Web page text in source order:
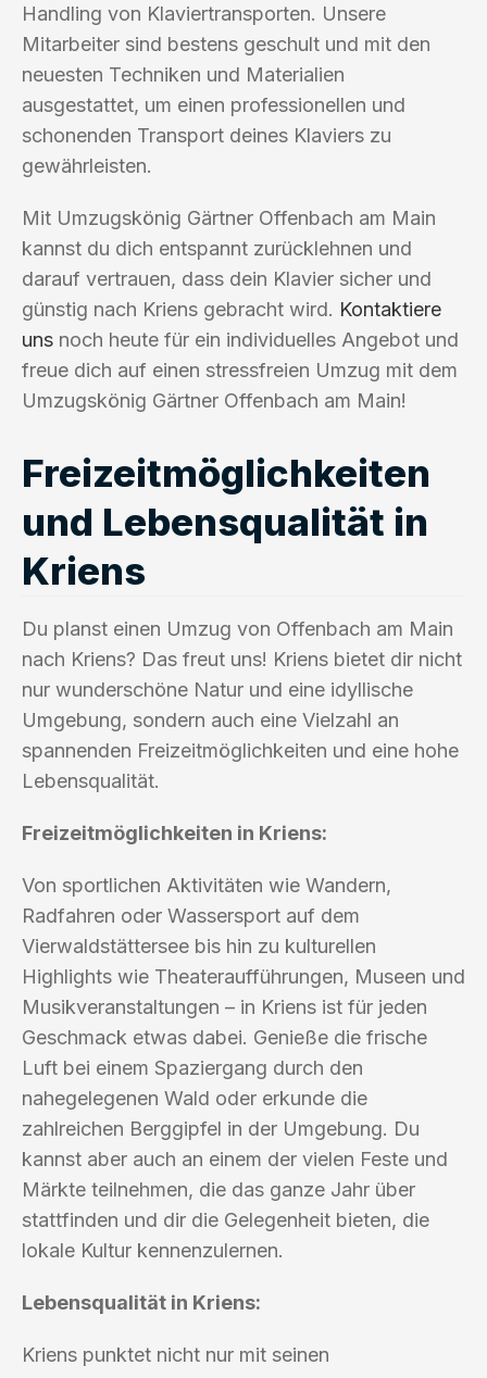
Handling von Klaviertransporten. Unsere
Mitarbeiter sind bestens geschult und mit den
neuesten Techniken und Materialien
ausgestattet, um einen professionellen und
schonenden Transport deines Klaviers zu
gewährleisten.
Mit Umzugskönig Gärtner Offenbach am Main
kannst du dich entspannt zurücklehnen und
darauf vertrauen, dass dein Klavier sicher und
günstig nach Kriens gebracht wird. Kontaktiere
uns noch heute für ein individuelles Angebot und
freue dich auf einen stressfreien Umzug mit dem
Umzugskönig Gärtner Offenbach am Main!
Freizeitmöglichkeiten
und Lebensqualität in
Kriens
Du planst einen Umzug von Offenbach am Main
nach Kriens? Das freut uns! Kriens bietet dir nicht
nur wunderschöne Natur und eine idyllische
Umgebung, sondern auch eine Vielzahl an
spannenden Freizeitmöglichkeiten und eine hohe
Lebensqualität.
Freizeitmöglichkeiten in Kriens:
Von sportlichen Aktivitäten wie Wandern,
Radfahren oder Wassersport auf dem
Vierwaldstättersee bis hin zu kulturellen
Highlights wie Theateraufführungen, Museen und
Musikveranstaltungen – in Kriens ist für jeden
Geschmack etwas dabei. Genieße die frische
Luft bei einem Spaziergang durch den
nahegelegenen Wald oder erkunde die
zahlreichen Berggipfel in der Umgebung. Du
kannst aber auch an einem der vielen Feste und
Märkte teilnehmen, die das ganze Jahr über
stattfinden und dir die Gelegenheit bieten, die
lokale Kultur kennenzulernen.
Lebensqualität in Kriens:
Kriens punktet nicht nur mit seinen